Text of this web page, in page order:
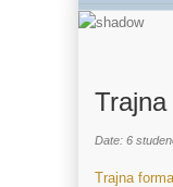
Date: 6
Trajna